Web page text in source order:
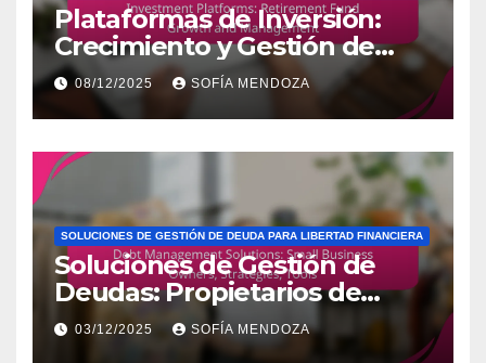
Plataformas de Inversión:
Crecimiento y Gestión de
Fondos de Retiro
08/12/2025 SOFÍA MENDOZA
SOLUCIONES DE GESTIÓN DE DEUDA PARA LIBERTAD FINANCIERA
Soluciones de Gestión de
Deudas: Propietarios de
Pequeñas Empresas,
Estrategias, Herramientas
03/12/2025 SOFÍA MENDOZA